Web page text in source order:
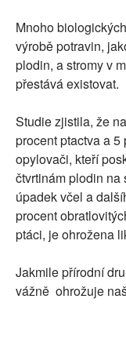
Mnoho
výrobě potravin,
plodin, a stromy v
přestává existovat.
Studie zjistila, že
procent ptactva a 5
opylovači, kteří
čtvrtinám plodin na
úpadek včel a
procent
ptáci, je ohrožena
Jakmile přírodní
vážně ohrožuje